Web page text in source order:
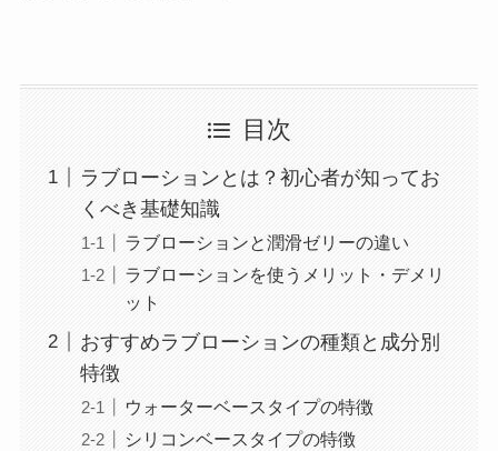
目次
ラブローションとは？初心者が知ってお
くべき基礎知識
ラブローションと潤滑ゼリーの違い
ラブローションを使うメリット・デメリ
ット
おすすめラブローションの種類と成分別
特徴
ウォーターベースタイプの特徴
シリコンベースタイプの特徴